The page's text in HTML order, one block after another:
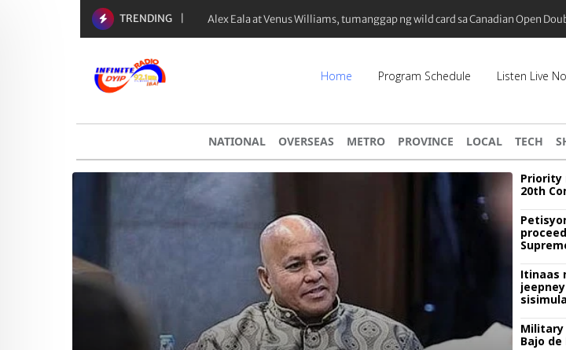
TRENDING Alex Eala at Venus Williams, tumanggap ng wild card sa Canadian Open
Home Program Schedule Listen Live
NATIONAL OVERSEAS METRO PROVINCE LOCAL TECH
Priority
20th
Itinaas
Military
Bajo